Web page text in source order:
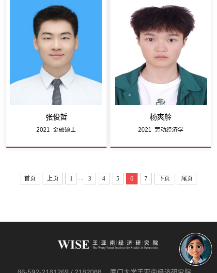
张俊哲
2021 金融硕士
杨爽舲
2021 劳动经济学
首页 上页 1 ... 3 4 5 6 7 下页 尾页